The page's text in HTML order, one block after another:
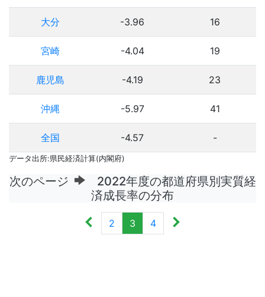
大分 -3.96 16
宮崎 -4.04 19
鹿児島 -4.19 23
沖縄 -5.97 41
全国 -4.57 -
データ出所:県民経済計算(内閣府)
次のページ
2022年度の都道府県別実質経
済成長率の分布
2 3 4